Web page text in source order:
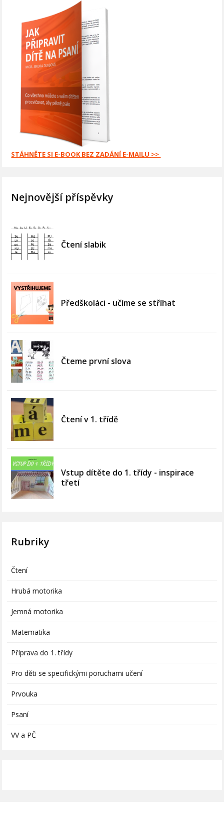
STÁHNĚTE SI E-BOOK BEZ ZADÁNÍ E-MAILU >>
Nejnovější příspěvky
Čtení slabik
Předškoláci - učíme se stříhat
Čteme první slova
Čtení v 1. třídě
Vstup dítěte do 1. třídy - inspirace
třetí
Rubriky
Čtení
Hrubá motorika
Jemná motorika
Matematika
Příprava do 1. třídy
Pro děti se specifickými poruchami učení
Prvouka
Psaní
VV a PČ